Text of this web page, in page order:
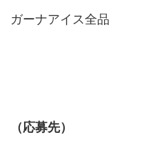
ガーナアイス全品
（応募先）